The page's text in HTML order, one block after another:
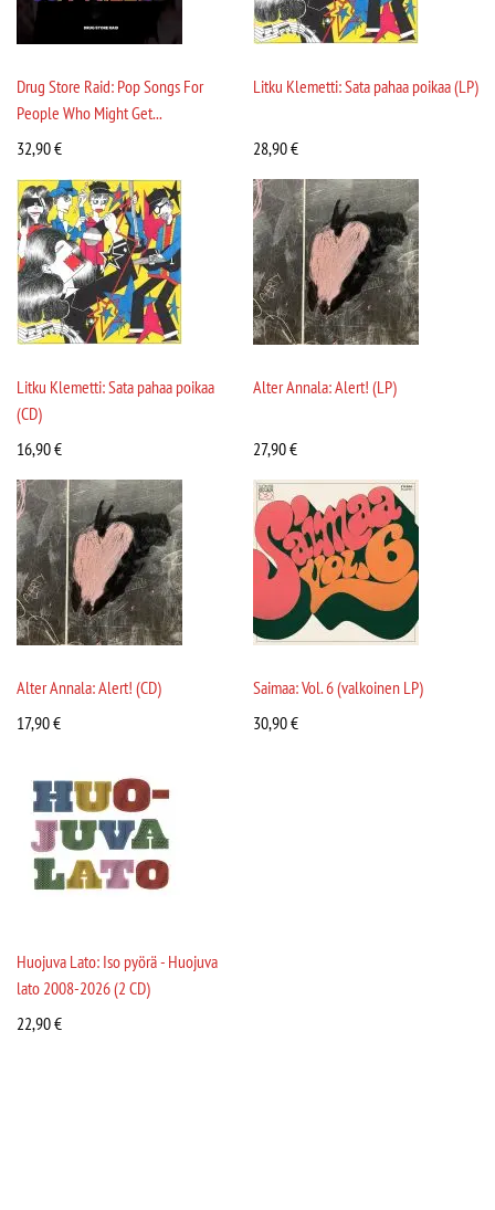
Drug Store Raid: Pop Songs For
People Who Might Get...
32,90€
Litku Klemetti: Sata pahaa poikaa (LP)
28,90€
Litku Klemetti: Sata pahaa poikaa
(CD)
16,90€
Alter Annala: Alert! (LP)
27,90€
Alter Annala: Alert! (CD)
17,90€
Saimaa: Vol. 6 (valkoinen LP)
30,90€
Huojuva Lato: Iso pyörä - Huojuva
lato 2008-2026 (2 CD)
22,90€